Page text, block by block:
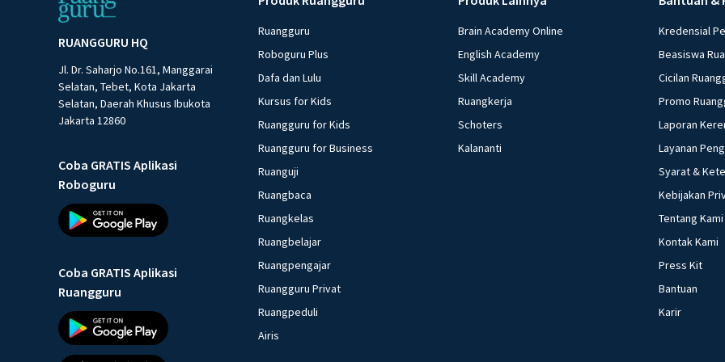
Menurunkan G,
menambah Tr,
menurunkan Tx
yang dilakukan
kebijakan
Menetapkan
minimum
Mengatur tingkat
beberapa
Menaikkan suku
harga. Yang
moneter yang
bunga bank b.
masyarakat d.
RUANGGURU HQ
Jl. Dr. Saharjo No.161, Manggarai
Selatan, Tebet, Kota Jakarta
Selatan, Daerah Khusus Ibukota
Jakarta 12860
Coba GRATIS Aplikasi
Roboguru
Coba GRATIS Aplikasi
Ruangguru
Ruangguru
Roboguru Plus
Dafa dan Lulu
Kursus for Kids
Ruangguru for Kids
Ruangguru for Business
Ruanguji
Ruangbaca
Ruangkelas
Ruangbelajar
Ruangpengajar
Ruangguru Privat
Ruangpeduli
Airis
Brain Academy Online
English Academy
Skill Academy
Ruangkerja
Schoters
Kalananti
Kredensial
Beasiswa
Cicilan
Promo
Laporan
Layanan
Syarat &
Kebijakan
Tentang Kami
Kontak Kami
Press Kit
Bantuan
Karir